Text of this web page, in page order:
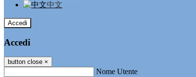
中文
Accedi
Accedi
button close ×
Nome Utente